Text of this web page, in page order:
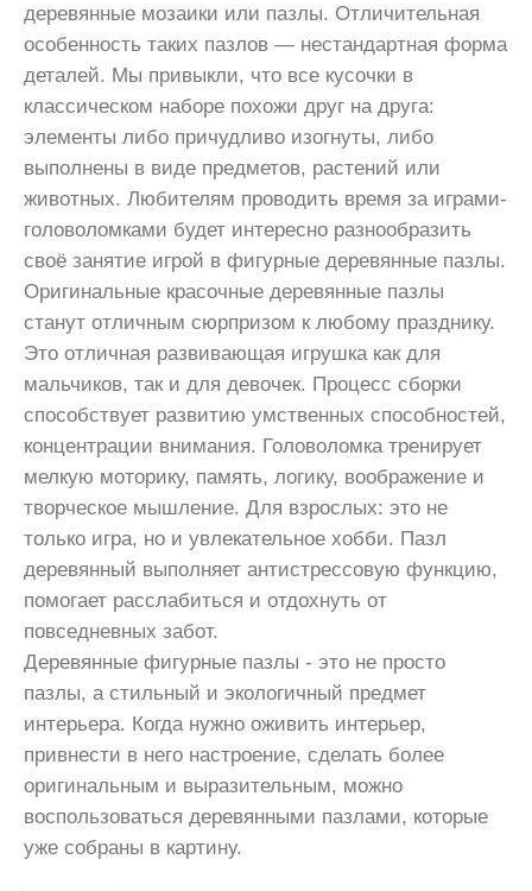
деревянные мозаики или пазлы. Отличительная
особенность таких пазлов — нестандартная форма
деталей. Мы привыкли, что все кусочки в
классическом наборе похожи друг на друга:
элементы либо причудливо изогнуты, либо
выполнены в виде предметов, растений или
животных. Любителям проводить время за играми-
головоломками будет интересно разнообразить
своё занятие игрой в фигурные деревянные пазлы.
Оригинальные красочные деревянные пазлы
станут отличным сюрпризом к любому празднику.
Это отличная развивающая игрушка как для
мальчиков, так и для девочек. Процесс сборки
способствует развитию умственных способностей,
концентрации внимания. Головоломка тренирует
мелкую моторику, память, логику, воображение и
творческое мышление. Для взрослых: это не
только игра, но и увлекательное хобби. Пазл
деревянный выполняет антистрессовую функцию,
помогает расслабиться и отдохнуть от
повседневных забот.
Деревянные фигурные пазлы - это не просто
пазлы, а стильный и экологичный предмет
интерьера. Когда нужно оживить интерьер,
привнести в него настроение, сделать более
оригинальным и выразительным, можно
воспользоваться деревянными пазлами, которые
уже собраны в картину.